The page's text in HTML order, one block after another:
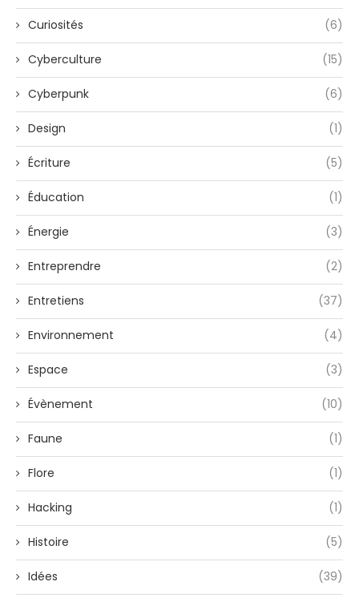
Curiosités (6)
Cyberculture (15)
Cyberpunk (6)
Design (1)
Écriture (5)
Éducation (1)
Énergie (3)
Entreprendre (2)
Entretiens (37)
Environnement (4)
Espace (3)
Évènement (10)
Faune (1)
Flore (1)
Hacking (1)
Histoire (5)
Idées (39)